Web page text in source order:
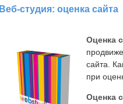
Веб-студия: оценка сайта
Оценка
сайта.
при
Оценка